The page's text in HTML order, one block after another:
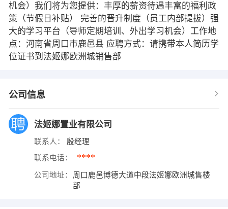
机会）我们将为您提供：丰厚的薪资待遇丰富的福利政
策（节假日补贴） 完善的晋升制度（员工内部提拔）强
大的学习平台（导师定期培训、外出学习机会）工作地
点：河南省周口市鹿邑县 应聘方式：请携带本人简历学
位证书到法姬娜欧洲城销售部
公司信息
法姬娜置业有限公司
联系人： 殷经理
联系电话： ****
公司地址：
周口鹿邑博德大道中段法姬娜欧洲城售楼
部